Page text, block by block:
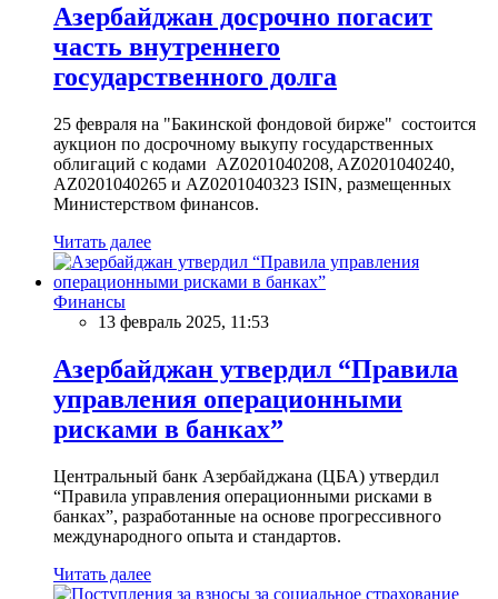
Азербайджан досрочно погасит
часть внутреннего
государственного долга
25 февраля на "Бакинской фондовой бирже" состоится
аукцион по досрочному выкупу государственных
облигаций с кодами AZ0201040208, AZ0201040240,
AZ0201040265 и AZ0201040323 ISIN, размещенных
Министерством финансов.
Читать далее
Финансы
13 февраль 2025, 11:53
Азербайджан утвердил “Правила
управления операционными
рисками в банках”
Центральный банк Азербайджана (ЦБА) утвердил
“Правила управления операционными рисками в
банках”, разработанные на основе прогрессивного
международного опыта и стандартов.
Читать далее